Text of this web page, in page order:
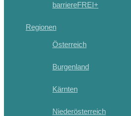
barriereFREI+
Regionen
Österreich
Burgenland
Kärnten
Niederösterreich